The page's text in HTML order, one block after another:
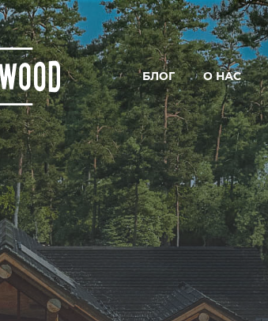
БЛОГ О НАС